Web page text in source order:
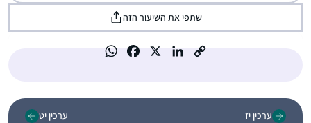
שתפי את השיעור הזה
ערכין יז ערכין יט